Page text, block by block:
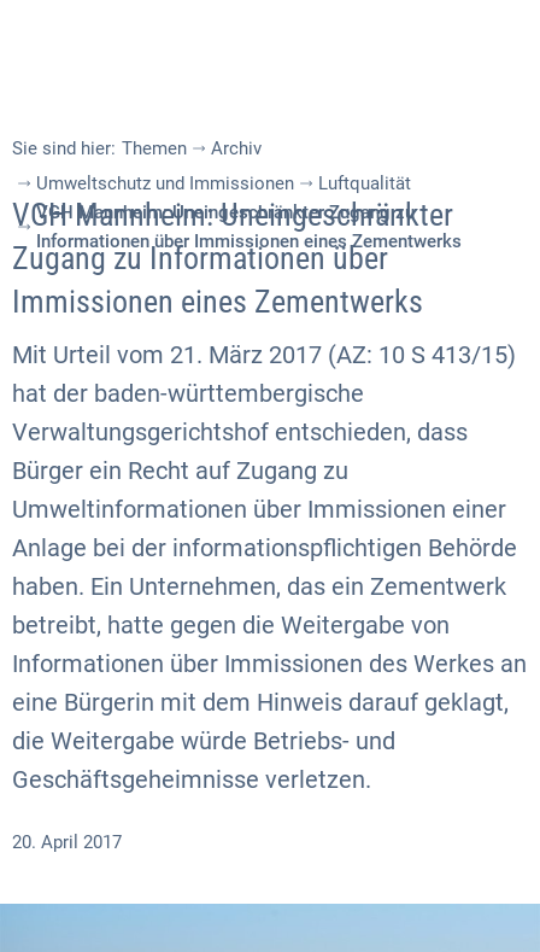
Sie sind hier: Themen
Archiv
Umweltschutz und Immissionen
Luftqualität
VGH Mannheim: Uneingeschränkter Zugang zu
Informationen über Immissionen eines Zementwerks
VGH Mannheim: Uneingeschränkter
Zugang zu Informationen über
Immissionen eines Zementwerks
Mit Urteil vom 21. März 2017 (AZ: 10 S 413/15)
hat der baden-württembergische
Verwaltungsgerichtshof entschieden, dass
Bürger ein Recht auf Zugang zu
Umweltinformationen über Immissionen einer
Anlage bei der informationspflichtigen Behörde
haben. Ein Unternehmen, das ein Zementwerk
betreibt, hatte gegen die Weitergabe von
Informationen über Immissionen des Werkes an
eine Bürgerin mit dem Hinweis darauf geklagt,
die Weitergabe würde Betriebs- und
Geschäftsgeheimnisse verletzen.
20. April 2017